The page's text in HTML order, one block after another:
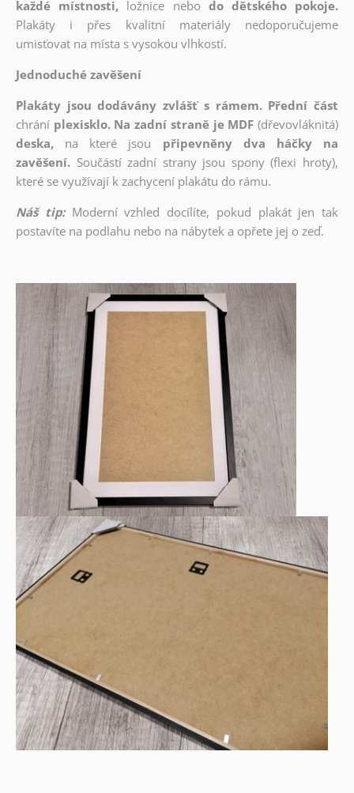
každé místnosti, ložnice nebo do dětského pokoje.
Plakáty i přes kvalitní materiály nedoporučujeme
umisťovat na místa s vysokou vlhkostí.
Jednoduché zavěšení
Plakáty jsou dodávány zvlášť s rámem. Přední část
chrání plexisklo. Na zadní straně je MDF (dřevovláknitá)
deska,
na které jsou
připevněny dva háčky na
zavěšení. Součástí zadní strany jsou spony (flexi hroty),
které se využívají k zachycení plakátu do rámu.
Náš tip: Moderní vzhled docílíte, pokud plakát jen tak
postavíte na podlahu nebo na nábytek a opřete jej o zeď.